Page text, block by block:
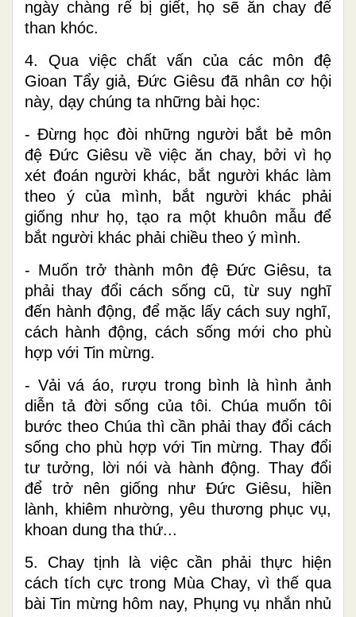
ngày chàng rể bị giết, họ sẽ ăn chay để
than khóc.
4. Qua việc chất vấn của các môn đệ
Gioan Tẩy giả, Đức Giêsu đã nhân cơ hội
này, dạy chúng ta những bài học:
- Đừng học đòi những người bắt bẻ môn
đệ Đức Giêsu về việc ăn chay, bởi vì họ
xét đoán người khác, bắt người khác làm
theo ý của mình, bắt người khác phải
giống như họ, tạo ra một khuôn mẫu để
bắt người khác phải chiều theo ý mình.
- Muốn trở thành môn đệ Đức Giêsu, ta
phải thay đổi cách sống cũ, từ suy nghĩ
đến hành động, để mặc lấy cách suy nghĩ,
cách hành động, cách sống mới cho phù
hợp với Tin mừng.
- Vải vá áo, rượu trong bình là hình ảnh
diễn tả đời sống của tôi. Chúa muốn tôi
bước theo Chúa thì cần phải thay đổi cách
sống cho phù hợp với Tin mừng. Thay đổi
tư tưởng, lời nói và hành động. Thay đổi
để trở nên giống như Đức Giêsu, hiền
lành, khiêm nhường, yêu thương phục vụ,
khoan dung tha thứ...
5. Chay tịnh là việc cần phải thực hiện
cách tích cực trong Mùa Chay, vì thế qua
bài Tin mừng hôm nay, Phụng vụ nhắn nhủ